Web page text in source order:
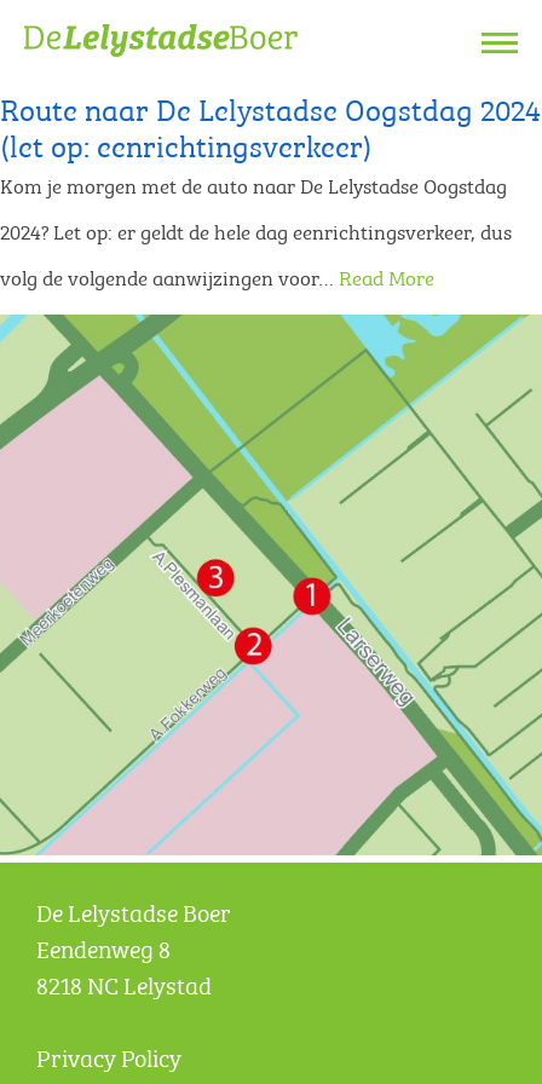
Route naar De Lelystadse Oogstdag 2024
(let op: eenrichtingsverkeer)
Kom je morgen met de auto naar De Lelystadse Oogstdag
2024? Let op: er geldt de hele dag eenrichtingsverkeer, dus
volg de volgende aanwijzingen voor… Read More
De Lelystadse Boer
Eendenweg 8
8218 NC Lelystad
Privacy Policy